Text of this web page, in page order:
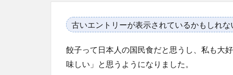
古いエントリーが表示されているかもしれな
餃子って日本人の国民食だと思うし、私も大
味しい」と思うようになりました。